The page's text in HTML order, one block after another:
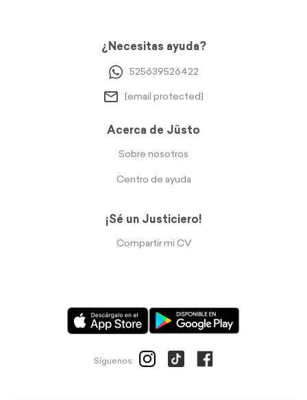
¿Necesitas ayuda?
525639526422
[email protected]
Acerca de Jüsto
Sobre nosotros
Centro de ayuda
¡Sé un Justiciero!
Compartir mi CV
Síguenos: